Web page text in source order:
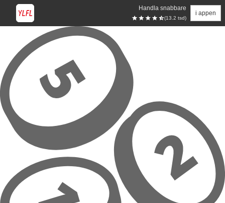
Handla snabbare
(13.2 tsd)
i appen
Hoppa till huvudinnehåll